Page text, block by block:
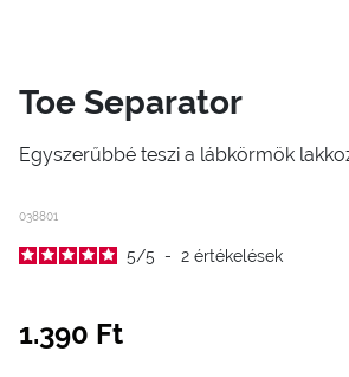
Toe Separator
Egyszerűbbé teszi a lábkörmök
038801
5/5 - 2 értékelések
1.390 Ft